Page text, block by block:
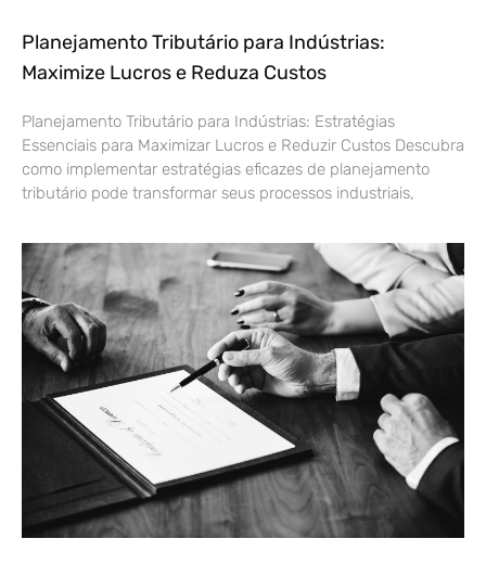
Planejamento Tributário para Indústrias:
Maximize Lucros e Reduza Custos
Planejamento Tributário para Indústrias: Estratégias
Essenciais para Maximizar Lucros e Reduzir Custos Descubra
como implementar estratégias eficazes de planejamento
tributário pode transformar seus processos industriais,